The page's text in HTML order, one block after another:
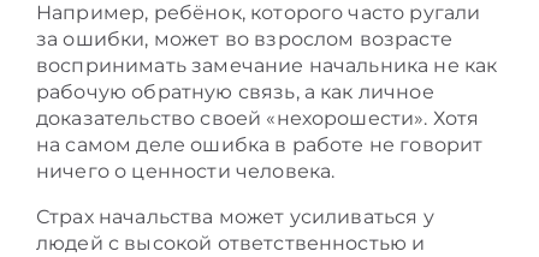
Например, ребёнок, которого часто ругали
за ошибки, может во взрослом возрасте
воспринимать замечание начальника не как
рабочую обратную связь, а как личное
доказательство своей «нехорошести». Хотя
на самом деле ошибка в работе не говорит
ничего о ценности человека.
Страх начальства может усиливаться у
людей с высокой ответственностью и